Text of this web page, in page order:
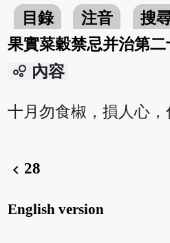
目錄 注音 搜
果實菜穀禁忌并治第二
bubble_chart 內容
十月勿食椒，損人心，
chevron_left 28
English version